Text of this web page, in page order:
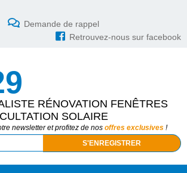
Demande de rappel
Retrouvez-nous sur facebook
RÉNOVATION FENÊTRES
SOLAIRE
newsletter et profitez de nos offres exclusives !